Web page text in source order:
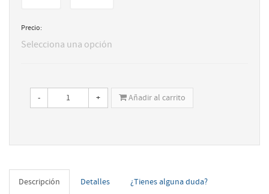
Precio:
Selecciona una opción
- + Añadir al carrito
Descripción Detalles ¿Tienes alguna duda?